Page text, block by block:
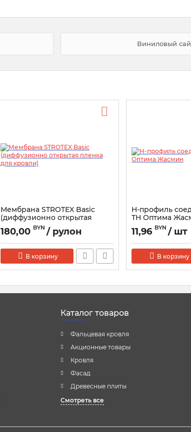
Виниловый
Мембрана STROTEX Basic
(диффузионно открытая
пленка для кровли)
180,00 BYN / рулон
В корзину
Н-профиль
ТН Оптима
Артикул:81735
11,96 BYN / шт
В корзину
Каталог товаров
Фальцевая кровля
Акционные товары
Кровля
Фасад
Древесные плиты
Смотреть все